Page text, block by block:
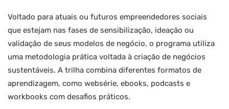
Voltado para atuais ou futuros empreendedores sociais
que estejam nas fases de sensibilização, ideação ou
validação de seus modelos de negócio, o programa utiliza
uma metodologia prática voltada à criação de negócios
sustentáveis. A trilha combina diferentes formatos de
aprendizagem, como websérie, ebooks, podcasts e
workbooks com desafios práticos.